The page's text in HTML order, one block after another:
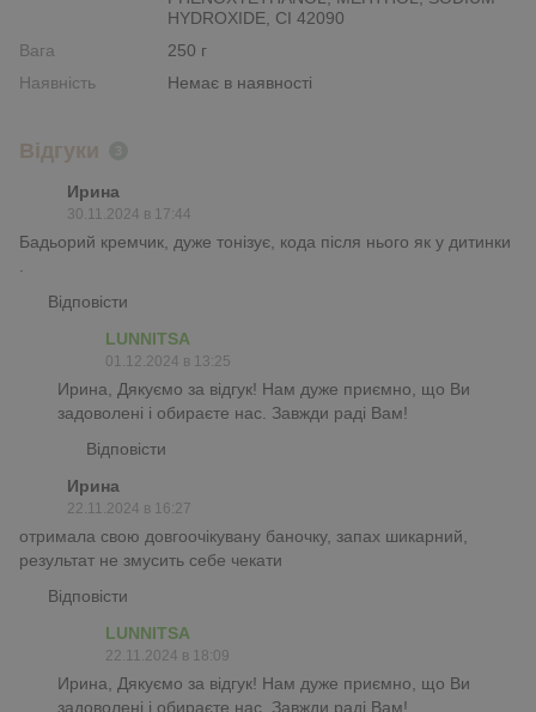
HYDROXIDE, CI 42090
Вага
250 г
Наявність
Немає в наявності
Відгуки
Ирина
30.11.2024 в 17:44
Бадьорий кремчик, дуже тонізує, кода після нього як у дитинки
Відповісти
LUNNITSA
01.12.2024 в 13:25
Ирина, Дякуємо за відгук! Нам дуже приємно, що Ви
задоволені і обираєте нас. Завжди раді Вам!
Відповісти
Ирина
22.11.2024 в 16:27
отримала свою довгоочікувану баночку, запах шикарний,
результат не змусить себе чекати
Відповісти
LUNNITSA
22.11.2024 в 18:09
Ирина, Дякуємо за відгук! Нам дуже приємно, що Ви
задоволені і обираєте нас. Завжди раді Вам!